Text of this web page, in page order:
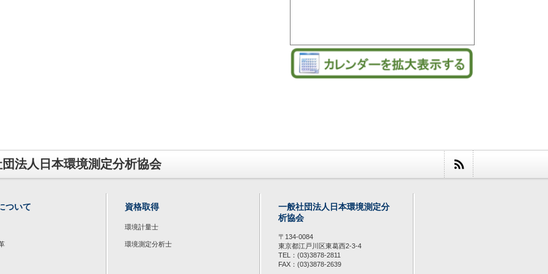
法人日本環境測定分析協会
ついて 資格取得
環境計量士
環境測定分析士
一般社団法人日本環境測定分
析協会
〒134-0084
東京都江戸川区東葛西2-3-4
TEL：(03)3878-2811
FAX：(03)3878-2639